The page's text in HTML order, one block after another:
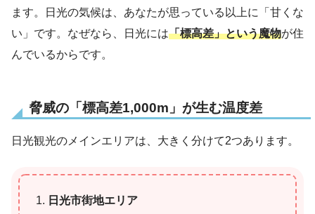
ます。日光の気候は、あなたが思っている以上に「甘くな
い」です。なぜなら、日光には「標高差」という魔物が住
んでいるからです。
脅威の「標高差1,000m」が生む温度差
日光観光のメインエリアは、大きく分けて2つあります。
日光市街地エリア